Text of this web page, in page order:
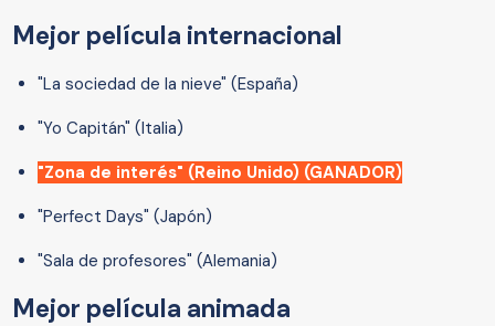
Mejor película internacional
"La sociedad de la nieve" (España)
"Yo Capitán" (Italia)
"Zona de interés" (Reino Unido) (GANADOR)
"Perfect Days" (Japón)
"Sala de profesores" (Alemania)
Mejor película animada